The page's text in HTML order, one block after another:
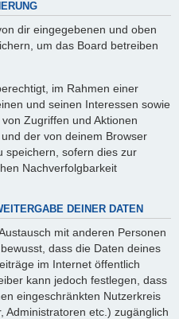
dir eingegebenen und oben
um das Board betreiben
im Rahmen einer
und seinen Interessen sowie
Zugriffen und Aktionen
der von deinem Browser
speichern, sofern dies zur
Nachverfolgbarkeit
DEINER DATEN
mit anderen Personen
dass die Daten deines
im Internet öffentlich
kann jedoch festlegen, dass
eingeschränkten Nutzerkreis
Administratoren etc.) zugänglich